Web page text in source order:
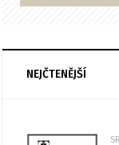
NEJČTENĚJŠÍ